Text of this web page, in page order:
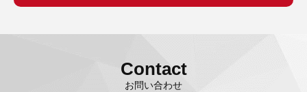
Contact
お問い合わせ